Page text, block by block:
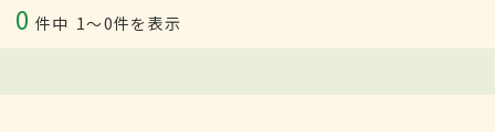
0 件中 1〜0件を表示